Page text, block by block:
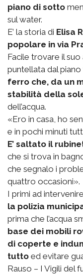
piano di sotto
sul water.
E’ la storia di Elisa
popolare in via
Facile trovare il
puntellata dal
ferro che, da un
stabilità della
dell’acqua.
«Ero in casa, ho
e in pochi minuti
E’ saltato il
che si trova in
che segnalo i
quattro occasioni».
I primi ad
la polizia
prima che l’acqua
base dei mobili
di coperte e
tutto ed evitare
Rauso – I Vigili del